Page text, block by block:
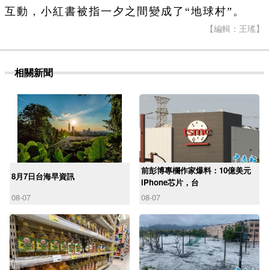
互動，小紅書被指一夕之間變成了“地球村”。
【編輯：王瑤】
相關新聞
8月7日台海早資訊
08-07
前彭博專欄作家爆料：10億美元
iPhone芯片，台
08-07